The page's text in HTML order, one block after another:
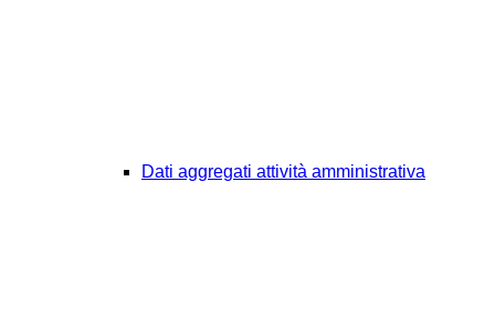
Dati aggregati attività amministrativa